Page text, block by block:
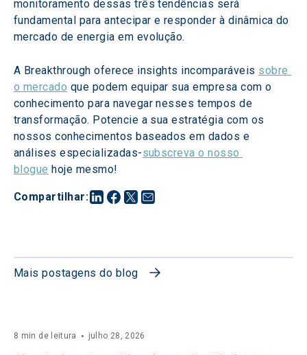
Compartilhar:
monitoramento dessas três tendências será
fundamental para antecipar e responder à dinâmica do
mercado de energia em evolução.
A Breakthrough oferece insights incomparáveis sobre
o mercado que podem equipar sua empresa com o
conhecimento para navegar nesses tempos de
transformação. Potencie a sua estratégia com os
nossos conhecimentos baseados em dados e
análises especializadas-subscreva o nosso
blogue hoje mesmo!
Mais postagens do blog
8 min de leitura julho 28, 2026